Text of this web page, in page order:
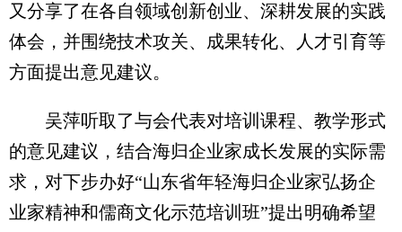
又分享了在各自领域创新创业、深耕发展的实践
体会，并围绕技术攻关、成果转化、人才引育等
方面提出意见建议。
吴萍听取了与会代表对培训课程、教学形式
的意见建议，结合海归企业家成长发展的实际需
求，对下步办好“山东省年轻海归企业家弘扬企
业家精神和儒商文化示范培训班”提出明确希望